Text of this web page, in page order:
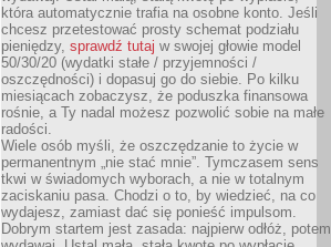
która automatycznie trafia na osobne konto. Jeśli
chcesz przetestować prosty schemat podziału
pieniędzy, sprawdź tutaj w swojej głowie model
50/30/20 (wydatki stałe / przyjemności /
oszczędności) i dopasuj go do siebie. Po kilku
miesiącach zobaczysz, że poduszka finansowa
rośnie, a Ty nadal możesz pozwolić sobie na małe
radości.
Wiele osób myśli, że oszczędzanie to życie w
permanentnym „nie stać mnie”. Tymczasem sens
tkwi w świadomych wyborach, a nie w totalnym
zaciskaniu pasa. Chodzi o to, by wiedzieć, na co
wydajesz, zamiast dać się ponieść impulsom.
Dobrym startem jest zasada: najpierw odłóż, potem